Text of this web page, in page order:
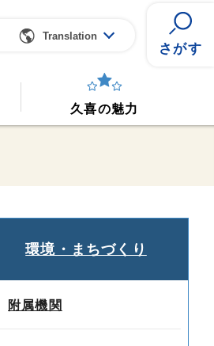
Translation
さがす
久喜の魅力
環境・まちづくり
附属機関